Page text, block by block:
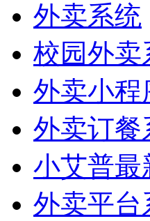
外卖系统
校园外卖
外卖小程
外卖订餐
小艾普最
外卖平台